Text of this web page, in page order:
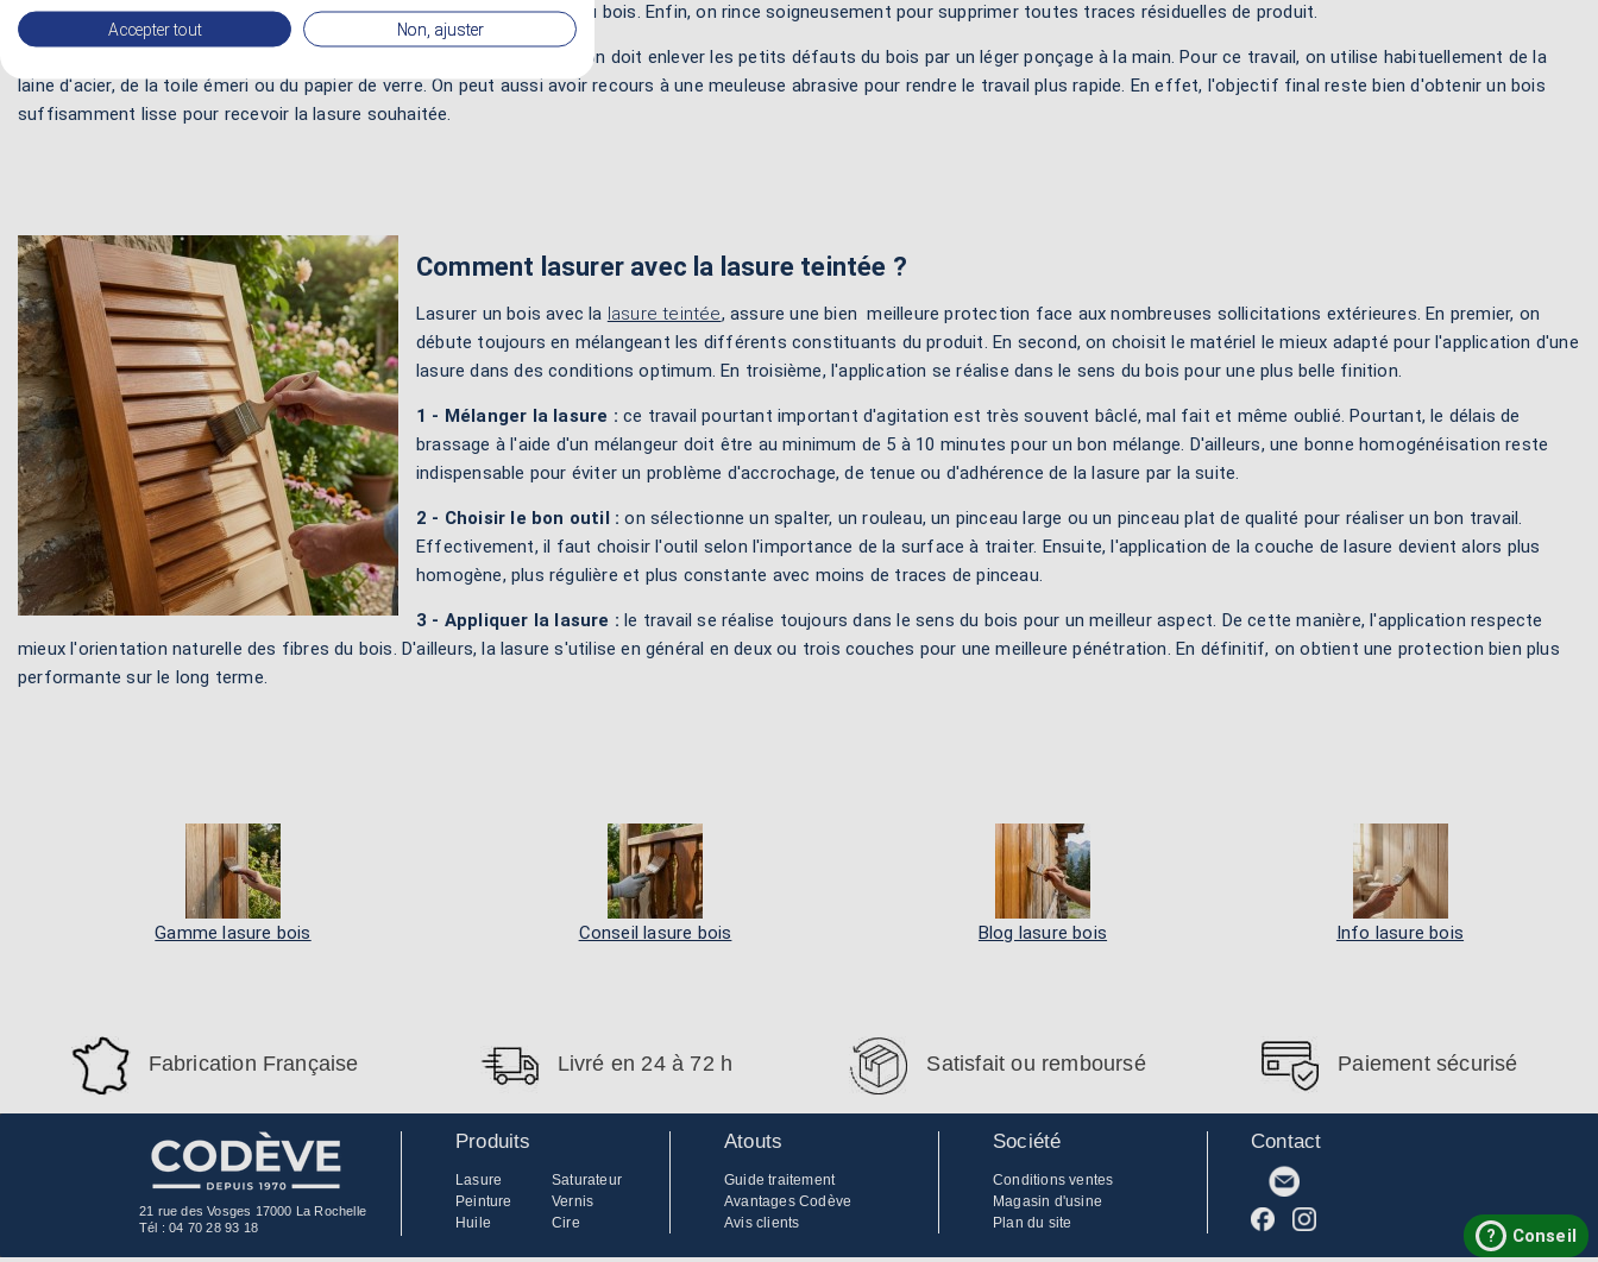
film dans les fibres du bois. Enfin, on rince soigneusement pour supprimer toutes traces résiduelles de produit.
on doit enlever les petits défauts du bois par un léger ponçage à la main. Pour ce travail, on utilise habituellement de la
laine d'acier, de la toile émeri ou du papier de verre. On peut aussi avoir recours à une meuleuse abrasive pour rendre le travail plus rapide. En effet, l'objectif final reste bien d'obtenir un bois
suffisamment lisse pour recevoir la lasure souhaitée.
Comment lasurer avec la lasure teintée ?
Lasurer un bois avec la lasure teintée, assure une bien meilleure protection face aux nombreuses sollicitations extérieures. En premier, on
débute toujours en mélangeant les différents constituants du produit. En second, on choisit le matériel le mieux adapté pour l'application d'une
lasure dans des conditions optimum. En troisième, l'application se réalise dans le sens du bois pour une plus belle finition.
1 - Mélanger la lasure : ce travail pourtant important d'agitation est très souvent bâclé, mal fait et même oublié. Pourtant, le délais de
brassage à l'aide d'un mélangeur doit être au minimum de 5 à 10 minutes pour un bon mélange. D'ailleurs, une bonne homogénéisation reste
indispensable pour éviter un problème d'accrochage, de tenue ou d'adhérence de la lasure par la suite.
2 - Choisir le bon outil : on sélectionne un spalter, un rouleau, un pinceau large ou un pinceau plat de qualité pour réaliser un bon travail.
Effectivement, il faut choisir l'outil selon l'importance de la surface à traiter. Ensuite, l'application de la couche de lasure devient alors plus
homogène, plus régulière et plus constante avec moins de traces de pinceau.
3 - Appliquer la lasure : le travail se réalise toujours dans le sens du bois pour un meilleur aspect. De cette manière, l'application respecte
mieux l'orientation naturelle des fibres du bois. D'ailleurs, la lasure s'utilise en général en deux ou trois couches pour une meilleure pénétration. En définitif, on obtient une protection bien plus
performante sur le long terme.
Gamme lasure bois Conseil lasure bois Blog lasure bois Info lasure bois
Fabrication Française Livré en 24 à 72 h Satisfait ou remboursé Paiement sécurisé
21 rue des Vosges 17000 La Rochelle
Tél :04 70 28 93 18
Produits
Lasure
Saturateur
Peinture
Vernis
Huile
Cire
Atouts
Guide traitement
Avantages Codève
Avis clients
Société
Conditions ventes
Magasin d'usine
Plan du site
Contact
? Conseil
Accepter tout Non, ajuster